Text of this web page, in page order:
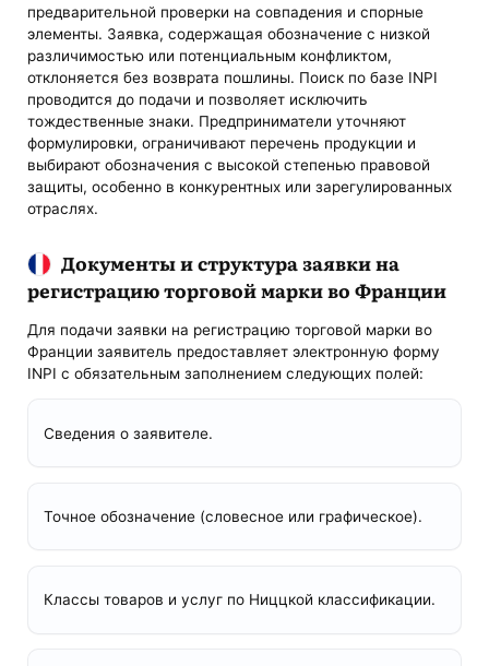
предварительной проверки на совпадения и спорные
элементы. Заявка, содержащая обозначение с низкой
различимостью или потенциальным конфликтом,
отклоняется без возврата пошлины. Поиск по базе INPI
проводится до подачи и позволяет исключить
тождественные знаки. Предприниматели уточняют
формулировки, ограничивают перечень продукции и
выбирают обозначения с высокой степенью правовой
защиты, особенно в конкурентных или зарегулированных
отраслях.
Документы и структура заявки на
регистрацию торговой марки во Франции
Для подачи заявки на регистрацию торговой марки во
Франции заявитель предоставляет электронную форму
INPI с обязательным заполнением следующих полей:
Сведения о заявителе.
Точное обозначение (словесное или графическое).
Классы товаров и услуг по Ниццкой классификации.